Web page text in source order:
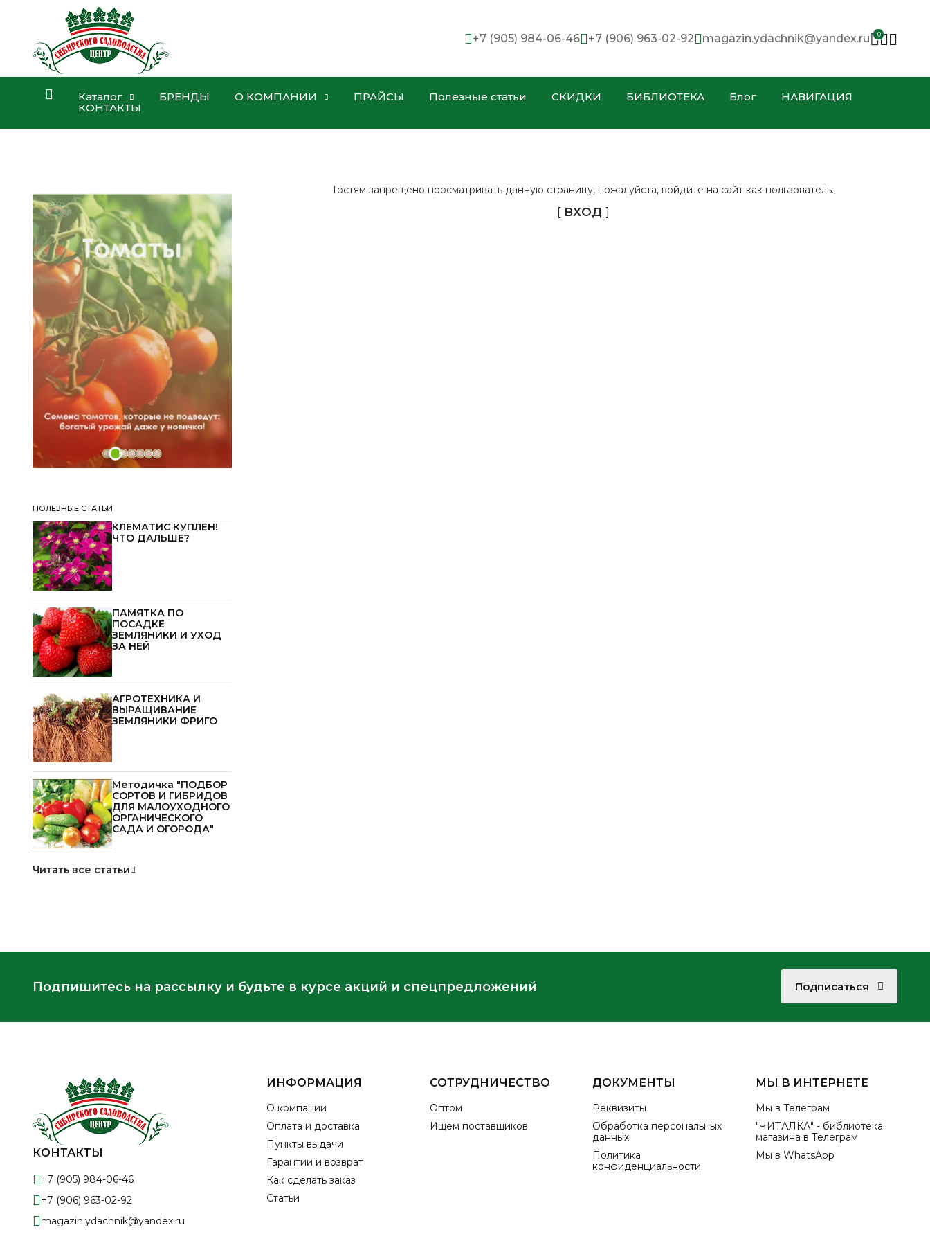
+7 (905) 984-06-46 +7 (906) 963-02-92 magazin.ydachnik@yandex.ru 0
Каталог БРЕНДЫ О КОМПАНИИ ПРАЙСЫ Полезные статьи СКИДКИ БИБЛИОТЕКА Блог
НАВИГАЦИЯ
КОНТАКТЫ
Гостям запрещено просматривать данную страницу, пожалуйста, войдите на сайт как пользователь.
[ ВХОД]
ПОЛЕЗНЫЕ СТАТЬИ
КЛЕМАТИС КУПЛЕН!
ЧТО ДАЛЬШЕ?
ПАМЯТКА ПО
ПОСАДКЕ
ЗЕМЛЯНИКИ И УХОД
ЗА НЕЙ
АГРОТЕХНИКА И
ВЫРАЩИВАНИЕ
ЗЕМЛЯНИКИ ФРИГО
Методичка "ПОДБОР
СОРТОВ И ГИБРИДОВ
ДЛЯ МАЛОУХОДНОГО
ОРГАНИЧЕСКОГО
САДА И ОГОРОДА"
Читать все статьи
Подпишитесь на рассылку и будьте в курсе акций и спецпредложений Подписаться
КОНТАКТЫ
+7 (905) 984-06-46
+7 (906) 963-02-92
magazin.ydachnik@yandex.ru
ИНФОРМАЦИЯ
О компании
Оплата и доставка
Пункты выдачи
Гарантии и возврат
Как сделать заказ
Статьи
СОТРУДНИЧЕСТВО
Оптом
Ищем поставщиков
ДОКУМЕНТЫ
Реквизиты
Обработка персональных
данных
Политика
конфиденциальности
МЫ В ИНТЕРНЕТЕ
Мы в Телеграм
"ЧИТАЛКА" - библиотека
магазина в Телеграм
Мы в WhatsApp